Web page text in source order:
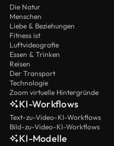
Die Natur
Menschen
Liebe & Beziehungen
Fitness ist
Luftvideografie
Essen & Trinken
Reisen
Der Transport
Technologie
Zoom virtuelle Hintergründe
KI-Workflows
Text-zu-Video-KI-Workflows
Bild-zu-Video-KI-Workflows
KI-Modelle